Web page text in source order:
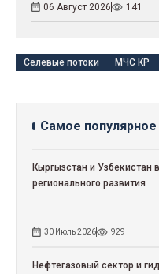
06 Август 2026 141
Селевые потоки МЧС КР
Самое популярное
Кыргызстан и Узбекистан
регионального развития
30 Июль 2026 929
Нефтегазовый сектор и